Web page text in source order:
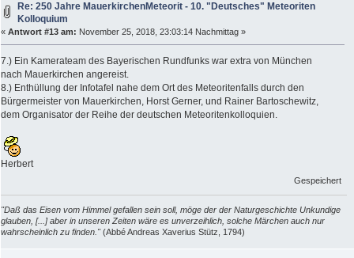
Re: 250 Jahre MauerkirchenMeteorit - 10. "Deutsches" Meteoriten
Kolloquium
« Antwort #13 am: November 25, 2018, 23:03:14 Nachmittag »
7.) Ein Kamerateam des Bayerischen Rundfunks war extra von München
nach Mauerkirchen angereist.
8.) Enthüllung der Infotafel nahe dem Ort des Meteoritenfalls durch den
Bürgermeister von Mauerkirchen, Horst Gerner, und Rainer Bartoschewitz,
dem Organisator der Reihe der deutschen Meteoritenkolloquien.
Herbert
Gespeichert
"Daß das Eisen vom Himmel gefallen sein soll, möge der der Naturgeschichte Unkundige
glauben, [...] aber in unseren Zeiten wäre es unverzeihlich, solche Märchen auch nur
wahrscheinlich zu finden."(Abbé Andreas Xaverius Stütz, 1794)